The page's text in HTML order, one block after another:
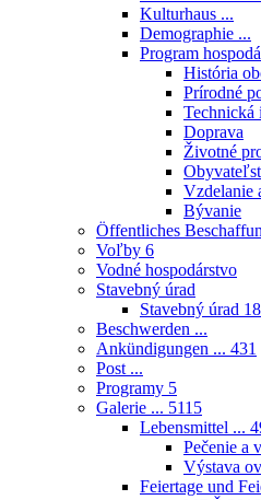
Kulturhaus ...
Demographie ...
Program
História
Prírodné
Technická
Doprava
Životné
Vzdelanie
Bývanie
Öffentliches
Voľby 6
Vodné hospodárstvo
Stavebný úrad
Stavebný úrad
Beschwerden ...
Ankündigungen ... 431
Post ...
Programy 5
Galerie ... 5115
Lebensmittel ...
Pečenie a
Výstava
Feiertage und